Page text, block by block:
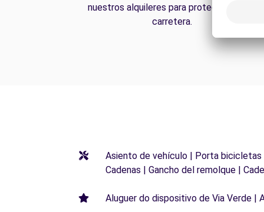
nuestros alquileres para protegerte en la
carretera.
Asiento de vehículo | Porta bicicletas
Cadenas | Gancho del remolque |
Aluguer do dispositivo de Via Verde |